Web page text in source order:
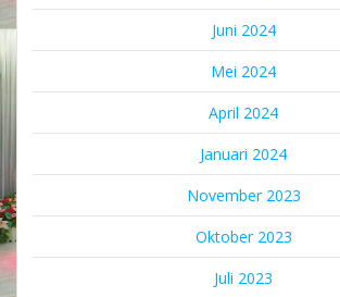
Juni 2024
Mei 2024
April 2024
Januari 2024
November 2023
Oktober 2023
Juli 2023